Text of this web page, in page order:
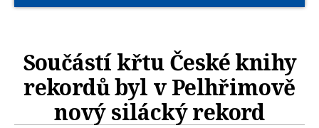
Součástí křtu České knihy
rekordů byl v Pelhřimově
nový silácký rekord